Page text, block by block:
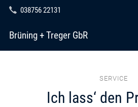
038756 22131
Brüning + Treger GbR
SERVICE
Ich lass‘ den